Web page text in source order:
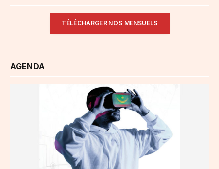
TÉLÉCHARGER NOS MENSUELS
AGENDA